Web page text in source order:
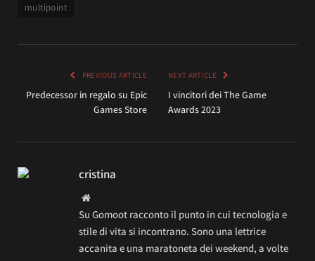
multipoint
PREVIOUS ARTICLE
Predecessor in regalo su Epic
Games Store
NEXT ARTICLE
I vincitori dei The Game
Awards 2023
cristina
Website
Su Gomoot racconto il punto in cui tecnologia e
stile di vita si incontrano. Sono una lettrice
accanita e una maratoneta dei weekend, a volte